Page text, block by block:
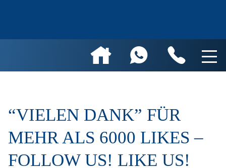
“VIELEN DANK” FÜR
MEHR ALS 6000 LIKES –
FOLLOW US! LIKE US!